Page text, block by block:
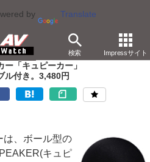
by Translate
検索 Impressサイト
ピーカー
「キュピーカー」
ル付き。3,480円
、ボール型の
キュピ